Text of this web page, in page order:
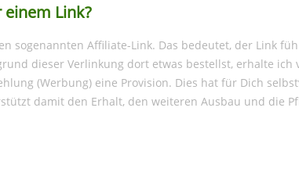
Link?
sogenannten Affiliate-Link. Das bedeutet, der Link
dieser Verlinkung dort etwas bestellst, erhalte ich
(Werbung) eine Provision. Dies hat für Dich
damit den Erhalt, den weiteren Ausbau und die